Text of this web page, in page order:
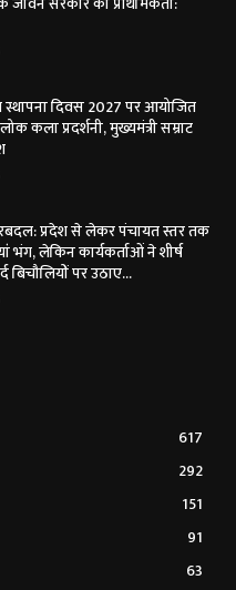
स्थापना दिवस 2027 पर आयोजित
लोक कला प्रदर्शनी, मुख्यमंत्री सम्राट
प्रदेश से लेकर पंचायत स्तर तक
भंग, लेकिन कार्यकर्ताओं ने शीर्ष
बिचौलियों पर उठाए...
617
292
151
91
63